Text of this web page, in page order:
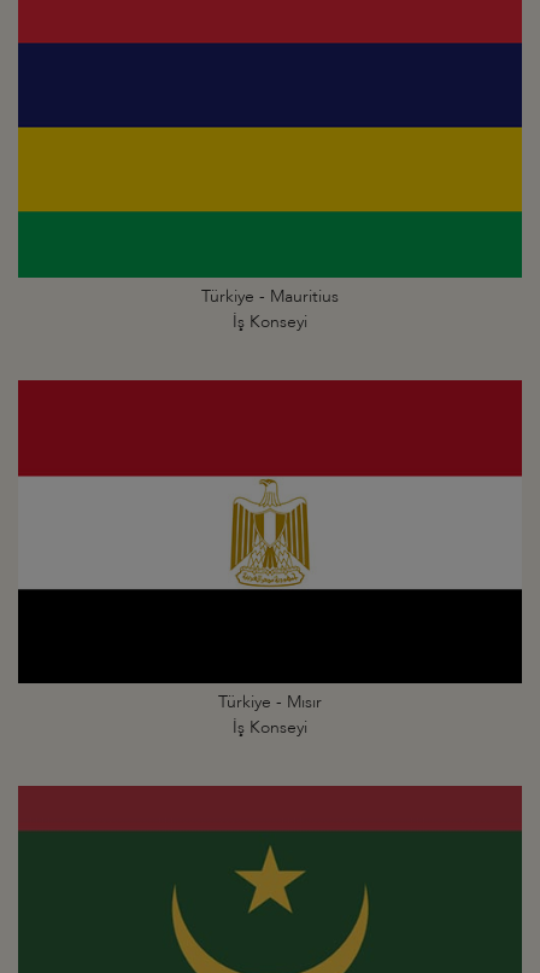
Türkiye - Mauritius
İş Konseyi
Türkiye - Mısır
İş Konseyi